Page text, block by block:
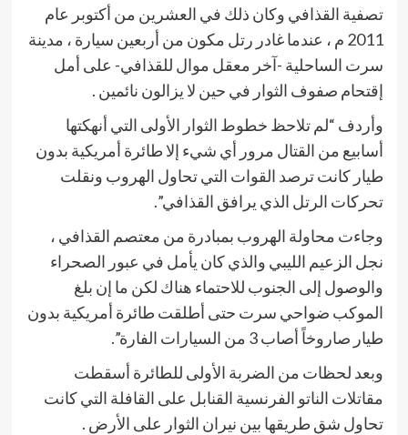
تصفية القذافي وكان ذلك في العشرين من أكتوبر عام
2011 م ، عندما غادر رتل مكون من أربعين سيارة ، مدينة
سرت الساحلية -آخر معقل موال للقذافي- على أمل
إقتحام صفوف الثوار في حين لا يزالون نائمين .
وأردف “لم تلاحظ خطوط الثوار الأولى التي أنهكتها
أسابيع من القتال مرور أي شيء إلا طائرة أمريكية بدون
طيار كانت ترصد القوات التي تحاول الهروب ونقلت
تحركات الرتل الذي يرافق القذافي”.
وجاءت محاولة الهروب بمبادرة من معتصم القذافي ،
نجل الزعيم الليبي والذي كان يأمل في عبور الصحراء
والوصول إلى الجنوب للاحتماء هناك لكن ما إن بلغ
الموكب ضواحي سرت حتى أطلقت طائرة أمريكية بدون
طيار صاروخاً أصاب 3 من السيارات الفارة”.
وبعد لحظات من الضربة الأولى للطائرة أسقطت
مقاتلات الناتو الفرنسية القنابل على القافلة التي كانت
تحاول شق طريقها بين نيران الثوار على الأرض .